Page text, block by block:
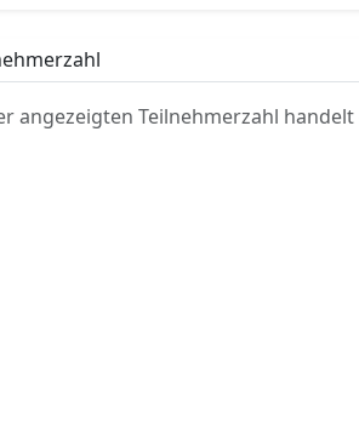
angezeigten Teilnehmerzahl